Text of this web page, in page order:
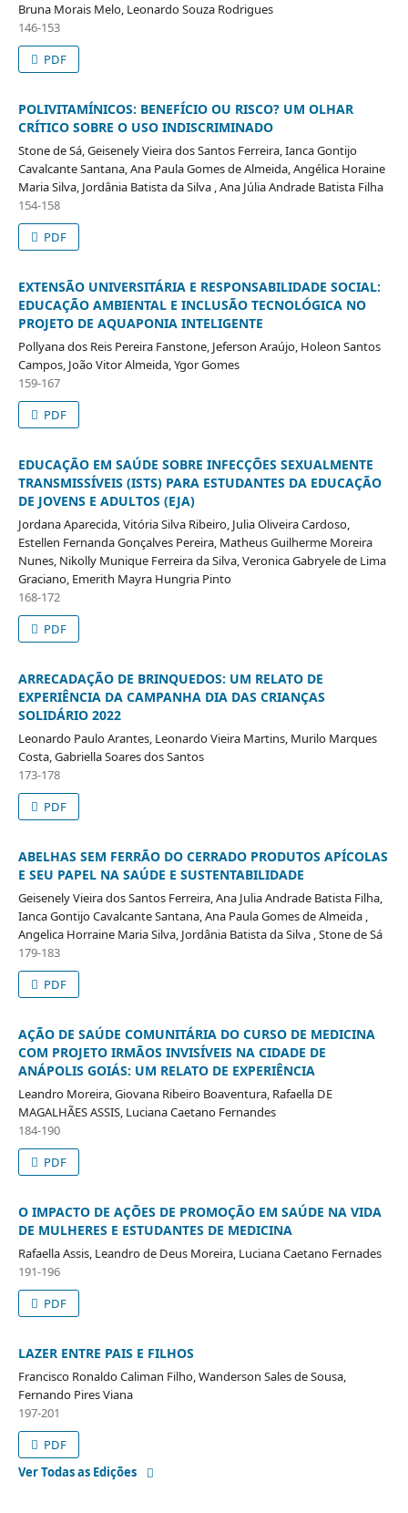
Bruna Morais Melo, Leonardo Souza Rodrigues
146-153
PDF
POLIVITAMÍNICOS: BENEFÍCIO OU RISCO? UM OLHAR
CRÍTICO SOBRE O USO INDISCRIMINADO
Stone de Sá, Geisenely Vieira dos Santos Ferreira, Ianca Gontijo
Cavalcante Santana, Ana Paula Gomes de Almeida, Angélica Horaine
Maria Silva, Jordânia Batista da Silva , Ana Júlia Andrade Batista Filha
154-158
PDF
EXTENSÃO UNIVERSITÁRIA E RESPONSABILIDADE SOCIAL:
EDUCAÇÃO AMBIENTAL E INCLUSÃO TECNOLÓGICA NO
PROJETO DE AQUAPONIA INTELIGENTE
Pollyana dos Reis Pereira Fanstone, Jeferson Araújo, Holeon Santos
Campos, João Vitor Almeida, Ygor Gomes
159-167
PDF
EDUCAÇÃO EM SAÚDE SOBRE INFECÇÕES SEXUALMENTE
TRANSMISSÍVEIS (ISTS) PARA ESTUDANTES DA EDUCAÇÃO
DE JOVENS E ADULTOS (EJA)
Jordana Aparecida, Vitória Silva Ribeiro, Julia Oliveira Cardoso,
Estellen Fernanda Gonçalves Pereira, Matheus Guilherme Moreira
Nunes, Nikolly Munique Ferreira da Silva, Veronica Gabryele de Lima
Graciano, Emerith Mayra Hungria Pinto
168-172
PDF
ARRECADAÇÃO DE BRINQUEDOS: UM RELATO DE
EXPERIÊNCIA DA CAMPANHA DIA DAS CRIANÇAS
SOLIDÁRIO 2022
Leonardo Paulo Arantes, Leonardo Vieira Martins, Murilo Marques
Costa, Gabriella Soares dos Santos
173-178
PDF
ABELHAS SEM FERRÃO DO CERRADO PRODUTOS APÍCOLAS
E SEU PAPEL NA SAÚDE E SUSTENTABILIDADE
Geisenely Vieira dos Santos Ferreira, Ana Julia Andrade Batista Filha,
Ianca Gontijo Cavalcante Santana, Ana Paula Gomes de Almeida ,
Angelica Horraine Maria Silva, Jordânia Batista da Silva , Stone de Sá
179-183
PDF
AÇÃO DE SAÚDE COMUNITÁRIA DO CURSO DE MEDICINA
COM PROJETO IRMÃOS INVISÍVEIS NA CIDADE DE
ANÁPOLIS GOIÁS: UM RELATO DE EXPERIÊNCIA
Leandro Moreira, Giovana Ribeiro Boaventura, Rafaella DE
MAGALHÃES ASSIS, Luciana Caetano Fernandes
184-190
PDF
O IMPACTO DE AÇÕES DE PROMOÇÃO EM SAÚDE NA VIDA
DE MULHERES E ESTUDANTES DE MEDICINA
Rafaella Assis, Leandro de Deus Moreira, Luciana Caetano Fernades
191-196
PDF
LAZER ENTRE PAIS E FILHOS
Francisco Ronaldo Caliman Filho, Wanderson Sales de Sousa,
Fernando Pires Viana
197-201
PDF
Ver Todas as Edições